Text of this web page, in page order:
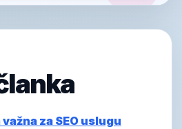
za SEO uslugu